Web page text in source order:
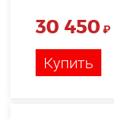
30 450 ₽
Купить